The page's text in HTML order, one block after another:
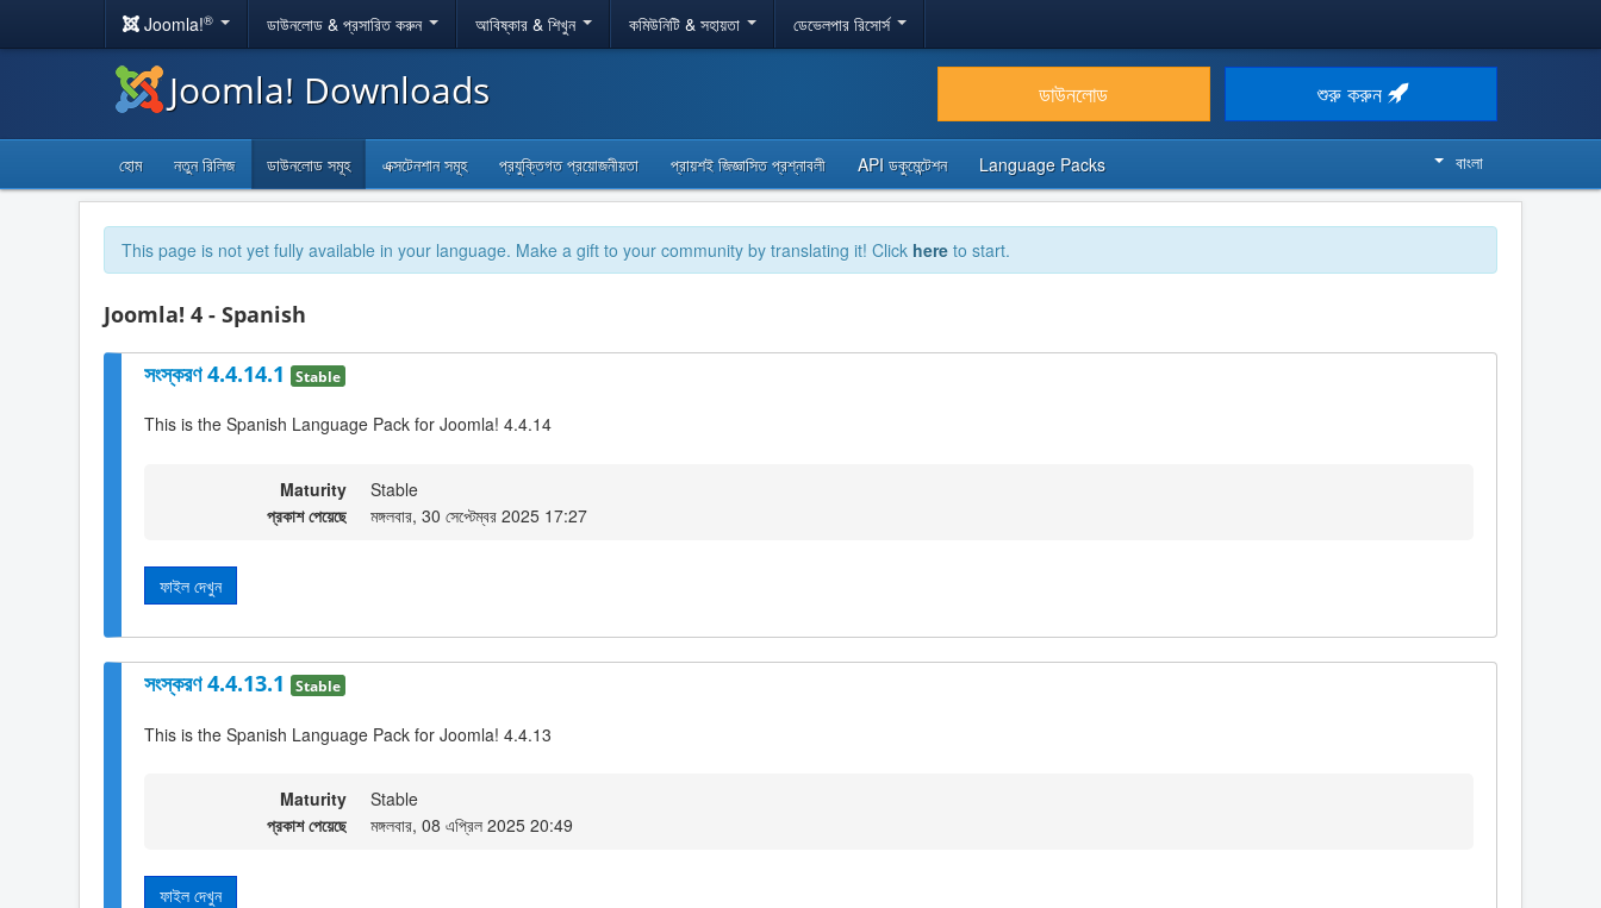
Joomla!® ডাউনলোড & প্রসারিত করুন আবিষ্কার & শিখুন কমিউনিটি & সহায়তা ডেভেলপার রিসোর্স
Joomla! Downloads ডাউনলোড শুরু করুন
হোম নতুন রিলিজ ডাউনলোড সমূহ এক্সটেনশান সমূহ প্রযুক্তিগত প্রয়োজনীয়তা প্রায়শই জিজ্ঞাসিত প্রশ্নাবলী API ডকুমেন্টেশন Language Packs বাংলা
This page is not yet fully available in your language. Make a gift to your community by translating it! Click here to start.
Joomla! 4 - Spanish
সংস্করণ 4.4.14.1 Stable
This is the Spanish Language Pack for Joomla! 4.4.14
Maturity
Stable
প্রকাশ পেয়েছে
মঙ্গলবার, 30 সেপ্টেম্বর 2025 17:27
ফাইল দেখুন
সংস্করণ 4.4.13.1 Stable
This is the Spanish Language Pack for Joomla! 4.4.13
Maturity
Stable
প্রকাশ পেয়েছে
মঙ্গলবার, 08 এপ্রিল 2025 20:49
ফাইল দেখুন